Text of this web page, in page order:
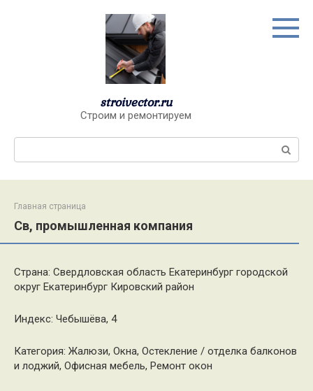
stroivector.ru
Строим и ремонтируем
Главная страница
Св, промышленная компания
Страна: Свердловская область Екатеринбург городской
округ Екатеринбург Кировский район
Индекс: Чебышёва, 4
Категория: Жалюзи, Окна, Остекление / отделка балконов
и лоджий, Офисная мебель, Ремонт окон